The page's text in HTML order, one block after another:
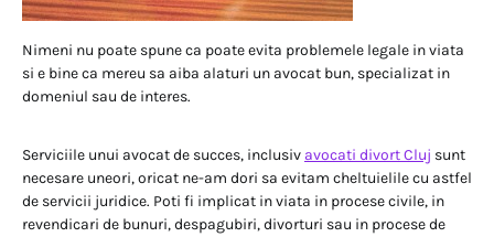
Nimeni nu poate spune ca poate evita problemele legale in viata
si e bine ca mereu sa aiba alaturi un avocat bun, specializat in
domeniul sau de interes.
Serviciile unui avocat de succes, inclusiv avocati divort Cluj sunt
necesare uneori, oricat ne-am dori sa evitam cheltuielile cu astfel
de servicii juridice. Poti fi implicat in viata in procese civile, in
revendicari de bunuri, despagubiri, divorturi sau in procese de